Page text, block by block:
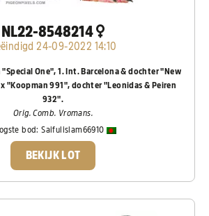
NL22-8548214
24-09-2022 14:10
One", 1. Int. Barcelona & dochter "New
"Koopman 991", dochter "Leonidas & Peiren
932".
Orig. Comb. Vromans.
bod:Saifulislam66910
BEKIJK LOT